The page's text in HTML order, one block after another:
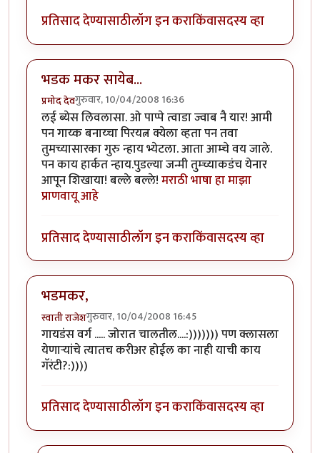
प्रतिसाद देण्यासाठीलॉग इन कराकिंवासदस्य व्हा
भडक मकर सायेब...
प्रमोद देवगुरुवार, 10/04/2008 16:36
लई ब्येस लिवलासा. ओ पाप्पे त्वाडा ज्वाब नै यार! आमी
पन गाय्क बनाय्चा पिरयत्न क्येला व्हता पन तवा
तुमच्यासारका गुरु न्हाय भ्येटला. आता आम्चे वय जाले.
पन काय हार्कत न्हाय.पुडल्या जन्मी तुम्च्याकडंच येनार
आपून शिखाया! बल्ले बल्ले!मराठी भाषा हा माझा
प्राणवायू आहे
प्रतिसाद देण्यासाठीलॉग इन कराकिंवासदस्य व्हा
भडमकर,
स्वाती राजेशगुरुवार, 10/04/2008 16:45
गायडंस वर्ग ..... जोरात चालतील....:))))))) पण क्लासला
येणार्‍यांचे त्यातच करीअर होईल का नाही याची काय
गॅरंटी?:))))
प्रतिसाद देण्यासाठीलॉग इन कराकिंवासदस्य व्हा